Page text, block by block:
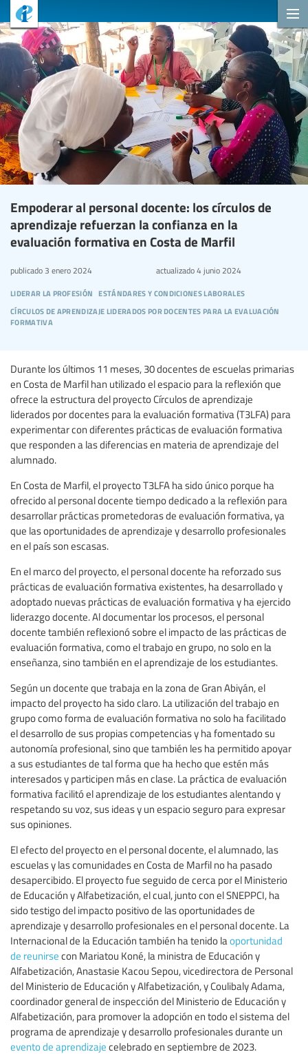
Empoderar al personal docente: los círculos de
aprendizaje refuerzan la confianza en la
evaluación formativa en Costa de Marfil
liderar la profesión estándares y condiciones laborales
círculos de aprendizaje liderados por docentes para la evaluación
formativa
publicado 3 enero 2024 actualizado4 junio 2024
Durante los últimos 11 meses, 30 docentes de escuelas primarias
en Costa de Marfil han utilizado el espacio para la reflexión que
ofrece la estructura del proyecto Círculos de aprendizaje
liderados por docentes para la evaluación formativa (T3LFA) para
experimentar con diferentes prácticas de evaluación formativa
que responden a las diferencias en materia de aprendizaje del
alumnado.
En Costa de Marfil, el proyecto T3LFA ha sido único porque ha
ofrecido al personal docente tiempo dedicado a la reflexión para
desarrollar prácticas prometedoras de evaluación formativa, ya
que las oportunidades de aprendizaje y desarrollo profesionales
en el país son escasas.
En el marco del proyecto, el personal docente ha reforzado sus
prácticas de evaluación formativa existentes, ha desarrollado y
adoptado nuevas prácticas de evaluación formativa y ha ejercido
liderazgo docente. Al documentar los procesos, el personal
docente también reflexionó sobre el impacto de las prácticas de
evaluación formativa, como el trabajo en grupo, no solo en la
enseñanza, sino también en el aprendizaje de los estudiantes.
Según un docente que trabaja en la zona de Gran Abiyán, el
impacto del proyecto ha sido claro. La utilización del trabajo en
grupo como forma de evaluación formativa no solo ha facilitado
el desarrollo de sus propias competencias y ha fomentado su
autonomía profesional, sino que también les ha permitido apoyar
a sus estudiantes de tal forma que ha hecho que estén más
interesados y participen más en clase. La práctica de evaluación
formativa facilitó el aprendizaje de los estudiantes alentando y
respetando su voz, sus ideas y un espacio seguro para expresar
sus opiniones.
El efecto del proyecto en el personal docente, el alumnado, las
escuelas y las comunidades en Costa de Marfil no ha pasado
desapercibido. El proyecto fue seguido de cerca por el Ministerio
de Educación y Alfabetización, el cual, junto con el SNEPPCI, ha
sido testigo del impacto positivo de las oportunidades de
aprendizaje y desarrollo profesionales en el personal docente. La
Internacional de la Educación también ha tenido la oportunidad
de reunirse con Mariatou Koné, la ministra de Educación y
Alfabetización, Anastasie Kacou Sepou, vicedirectora de Personal
del Ministerio de Educación y Alfabetización, y Coulibaly Adama,
coordinador general de inspección del Ministerio de Educación y
Alfabetización, para promover la adopción en todo el sistema del
programa de aprendizaje y desarrollo profesionales durante un
evento de aprendizaje celebrado en septiembre de 2023.